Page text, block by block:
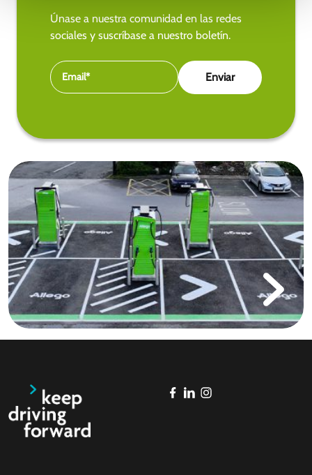
Únase a nuestra comunidad en las redes
sociales y suscríbase a nuestro boletín.